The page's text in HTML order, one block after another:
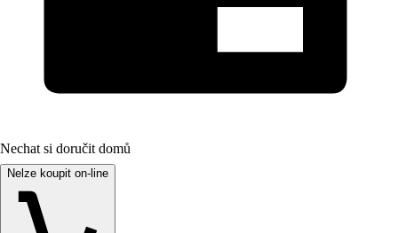
Nechat si doručit domů
Nelze koupit on-line